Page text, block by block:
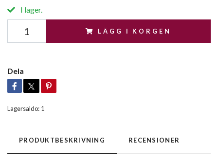
I lager.
LÄGG I KORGEN
Dela
Lagersaldo: 1
PRODUKTBESKRIVNING RECENSIONER